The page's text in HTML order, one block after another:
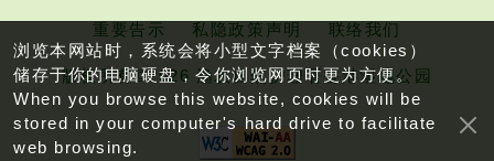
重要告示 私隐政策声明 联络我们
版权所有©2026 渔农自然护理署香港湿地公园
浏览本网站时，系统会将小型文字档案（cookies）
储存于你的电脑硬盘，令你浏览网页时更为方便。
When you browse this website, cookies will be
stored in your computer's hard drive to facilitate
web browsing.